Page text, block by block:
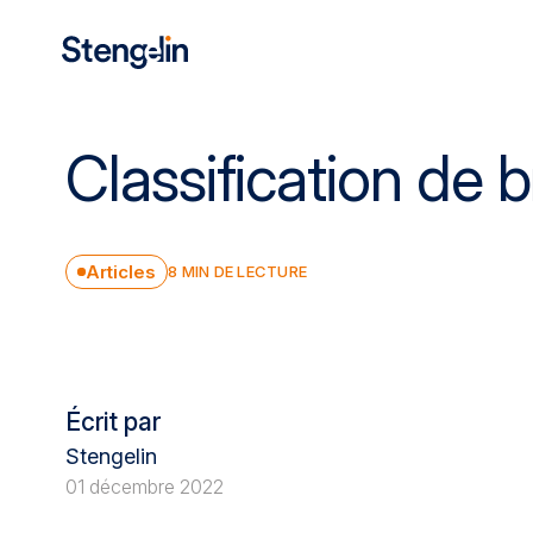
Nos publications
Classification de
Articles 8 MIN DE LECTURE
Écrit par
Stengelin
01 décembre 2022